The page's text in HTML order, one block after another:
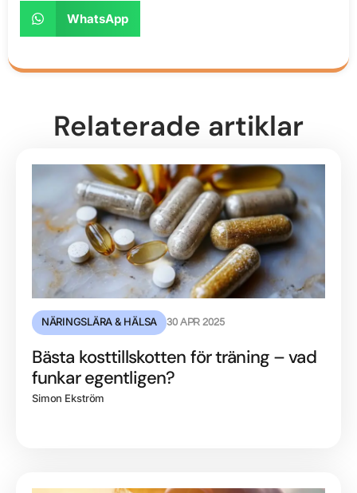
WhatsApp
Relaterade artiklar
NÄRINGSLÄRA & HÄLSA 30 APR 2025
Bästa kosttillskotten för träning – vad
funkar egentligen?
Simon Ekström